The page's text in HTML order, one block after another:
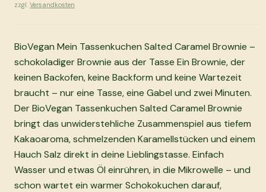
zzgl. Versandkosten
BioVegan Mein Tassenkuchen Salted Caramel Brownie –
schokoladiger Brownie aus der Tasse Ein Brownie, der
keinen Backofen, keine Backform und keine Wartezeit
braucht – nur eine Tasse, eine Gabel und zwei Minuten.
Der BioVegan Tassenkuchen Salted Caramel Brownie
bringt das unwiderstehliche Zusammenspiel aus tiefem
Kakaoaroma, schmelzenden Karamellstücken und einem
Hauch Salz direkt in deine Lieblingstasse. Einfach
Wasser und etwas Öl einrühren, in die Mikrowelle – und
schon wartet ein warmer Schokokuchen darauf,